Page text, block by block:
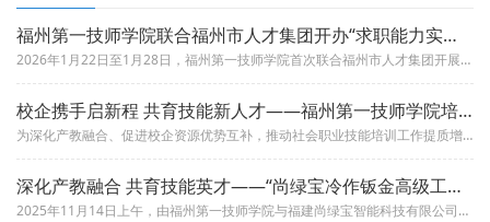
福州第一技师学院联合福州市人才集团开办“求职能力实训”培训班
2026年1月22日至1月28日，福州第一技师学院首次联合福州市人才集团开展为期7天“求职能力实训”培训班。此次培训既是...
校企携手启新程 共育技能新人才——福州第一技师学院培训鉴定
为深化产教融合、促进校企资源优势互补，推动社会职业技能培训工作提质增效，2025年11月17 日下午，福州第一技师学院培...
深化产教融合 共育技能英才——“尚绿宝冷作钣金高级工新型学徒
2025年11月14日上午，由福州第一技师学院与福建尚绿宝智能科技有限公司联合举办的“尚绿宝冷作钣金高级工新型学徒制培训...